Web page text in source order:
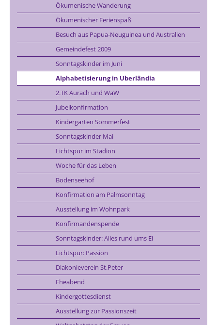
Ökumenische Wanderung
Ökumenischer Ferienspaß
Besuch aus Papua-Neuguinea und Australien
Gemeindefest 2009
Sonntagskinder im Juni
Alphabetisierung in Uberlândia
2.TK Aurach und WaW
Jubelkonfirmation
Kindergarten Sommerfest
Sonntagskinder Mai
Lichtspur im Stadion
Woche für das Leben
Bodenseehof
Konfirmation am Palmsonntag
Ausstellung im Wohnpark
Konfirmandenspende
Sonntagskinder: Alles rund ums Ei
Lichtspur: Passion
Diakonieverein St.Peter
Eheabend
Kindergottesdienst
Ausstellung zur Passionszeit